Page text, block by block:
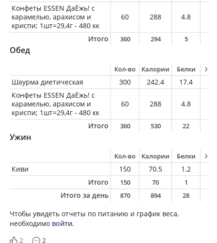
Конфеты ESSEN ДаЁжь! с
карамелью, арахисом и
криспи; 1шт=29,4г - 480 кк
60 288 4.8
Итого 360 294 5
Обед
Кол-во Калории Белки
Шаурма диетическая 300 242.4 17.4
Конфеты ESSEN ДаЁжь! с
карамелью, арахисом и
криспи; 1шт=29,4г - 480 кк
60 288 4.8
Итого 360 530 22
Ужин
Кол-во Калории Белки
Киви 150 70.5 1.2
Итого
150 70 1
Итого за день 870 894 28
Чтобы увидеть отчеты по питанию и график веса,
необходимо войти.
2
2